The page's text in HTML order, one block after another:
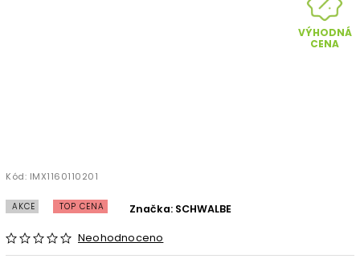
VÝHODNÁ
CENA
Kód: IMX1160110201
AKCE TOP CENA
Neohodnoceno
Značka: SCHWALBE